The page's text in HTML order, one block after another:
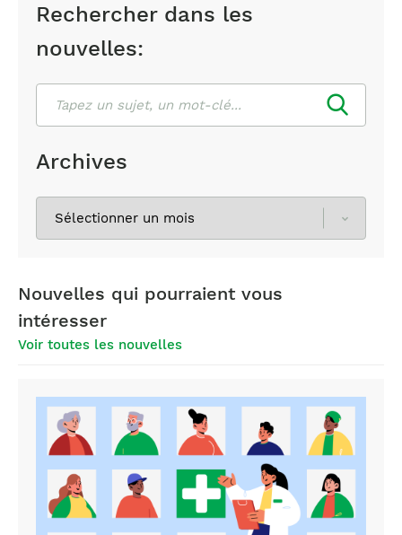
Rechercher dans les
nouvelles:
Archives
Nouvelles qui pourraient vous
intéresser
Voir toutes les nouvelles